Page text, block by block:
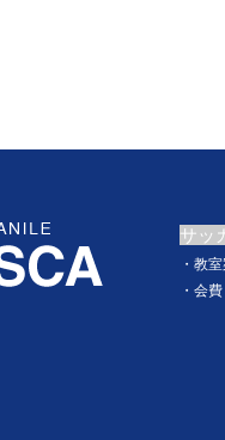
サッ
・ 教
・ 会費